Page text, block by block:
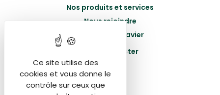
Nos produits et services
Nous rejoindre
Portail Betteravier
Nous contacter
Ce site utilise des
cookies et vous donne le
contrôle sur ceux que